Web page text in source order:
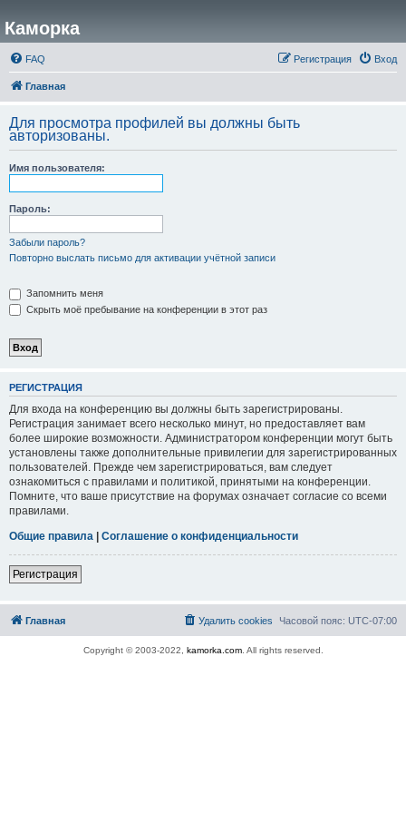
Каморка
FAQ Вход
Регистрация
Главная
Для просмотра профилей вы должны быть
авторизованы.
Имя пользователя:
Пароль:
Забыли пароль?
Повторно выслать письмо для активации учётной записи
Запомнить меня
Скрыть моё пребывание на конференции в этот раз
РЕГИСТРАЦИЯ
Для входа на конференцию вы должны быть зарегистрированы.
Регистрация занимает всего несколько минут, но предоставляет вам
более широкие возможности. Администратором конференции могут быть
установлены также дополнительные привилегии для зарегистрированных
пользователей. Прежде чем зарегистрироваться, вам следует
ознакомиться с правилами и политикой, принятыми на конференции.
Помните, что ваше присутствие на форумах означает согласие со всеми
правилами.
Общие правила | Соглашение о конфиденциальности
Регистрация
Главная Часовой пояс: UTC-07:00
Удалить cookies
Copyright © 2003-2022, kamorka.com. All rights reserved.